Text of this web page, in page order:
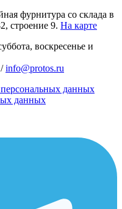
фурнитура со склада в
строение 9. На карте
воскресенье и
/info@protos.ru
данных
данных